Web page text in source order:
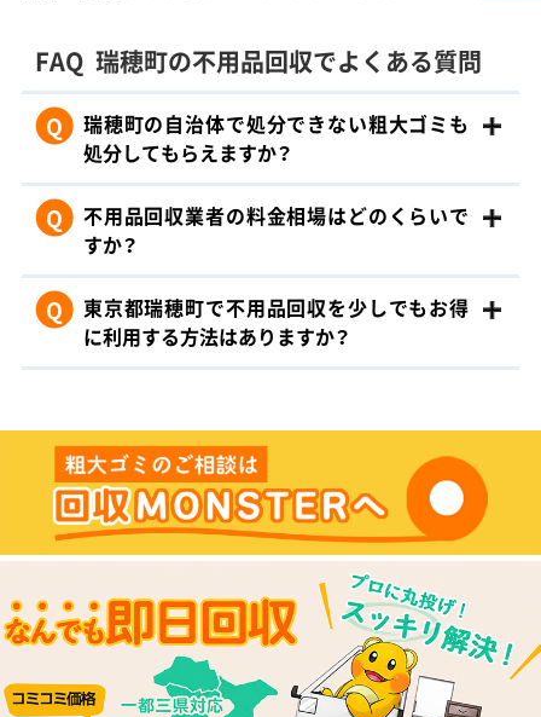
FAQ 瑞穂町の不用品回収でよくある質問
Q
瑞穂町の自治体で処分できない粗大ゴミも
処分してもらえますか？
Q
不用品回収業者の料金相場はどのくらいで
すか？
Q
東京都瑞穂町で不用品回収を少しでもお得
に利用する方法はありますか？